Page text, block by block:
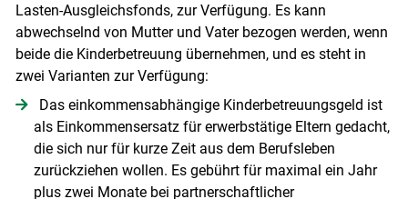
Lasten-Ausgleichsfonds, zur Verfügung. Es kann
abwechselnd von Mutter und Vater bezogen werden, wenn
beide die Kinderbetreuung übernehmen, und es steht in
zwei Varianten zur Verfügung:
Das einkommensabhängige Kinderbetreuungsgeld ist
als Einkommensersatz für erwerbstätige Eltern gedacht,
die sich nur für kurze Zeit aus dem Berufsleben
zurückziehen wollen. Es gebührt für maximal ein Jahr
plus zwei Monate bei partnerschaftlicher